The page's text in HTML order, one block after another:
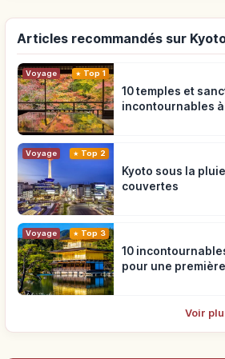
Articles recommandés sur
Voyage Top 1
10 temples et
incontournables à
Voyage Top 2
Kyoto sous la
couvertes
Voyage Top 3
10
pour une
Voir